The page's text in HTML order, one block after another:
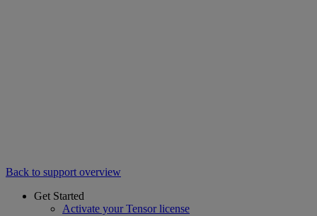
Back to support overview
Get Started
Activate your Tensor license